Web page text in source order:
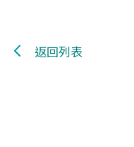
返回列表